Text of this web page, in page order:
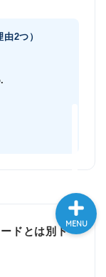
2つ）
ドとは別ト
MENU
レー